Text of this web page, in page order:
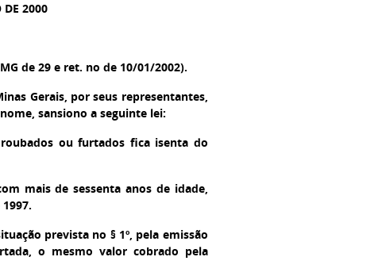
DE 2000
de 29 e ret. no de 10/01/2002).
Gerais, por seus representantes,
sansiono a seguinte lei:
ou furtados fica isenta do
mais de sessenta anos de idade,
prevista no § 1º, pela emissão
o mesmo valor cobrado pela